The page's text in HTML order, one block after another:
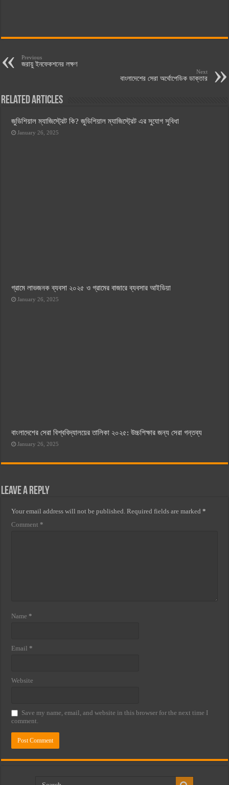
Previous
জরায়ু ইনফেকশনের লক্ষণ
Next
বাংলাদেশের সেরা অর্থোপেডিক ডাক্তার
Related Articles
জুডিশিয়াল ম্যাজিস্ট্রেট কি? জুডিশিয়াল ম্যাজিস্ট্রেট এর সুযোগ সুবিধা
January 26, 2025
গ্রামে লাভজনক ব্যবসা ২০২৫ ও গ্রামের বাজারে ব্যবসার আইডিয়া
January 26, 2025
বাংলাদেশের সেরা বিশ্ববিদ্যালয়ের তালিকা ২০২৫: উচ্চশিক্ষার জন্য সেরা গন্তব্য
January 26, 2025
Leave a Reply
Your email address will not be published. Required fields are marked*
Comment *
Name *
Email *
Website
Save my name, email, and website in this browser for the next time I
comment.